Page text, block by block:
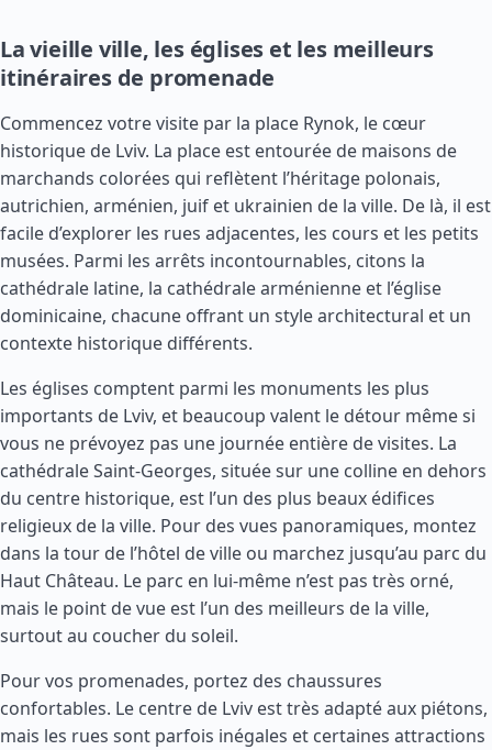
La vieille ville, les églises et les meilleurs
itinéraires de promenade
Commencez votre visite par la place Rynok, le cœur
historique de Lviv. La place est entourée de maisons de
marchands colorées qui reflètent l’héritage polonais,
autrichien, arménien, juif et ukrainien de la ville. De là, il est
facile d’explorer les rues adjacentes, les cours et les petits
musées. Parmi les arrêts incontournables, citons la
cathédrale latine, la cathédrale arménienne et l’église
dominicaine, chacune offrant un style architectural et un
contexte historique différents.
Les églises comptent parmi les monuments les plus
importants de Lviv, et beaucoup valent le détour même si
vous ne prévoyez pas une journée entière de visites. La
cathédrale Saint-Georges, située sur une colline en dehors
du centre historique, est l’un des plus beaux édifices
religieux de la ville. Pour des vues panoramiques, montez
dans la tour de l’hôtel de ville ou marchez jusqu’au parc du
Haut Château. Le parc en lui-même n’est pas très orné,
mais le point de vue est l’un des meilleurs de la ville,
surtout au coucher du soleil.
Pour vos promenades, portez des chaussures
confortables. Le centre de Lviv est très adapté aux piétons,
mais les rues sont parfois inégales et certaines attractions